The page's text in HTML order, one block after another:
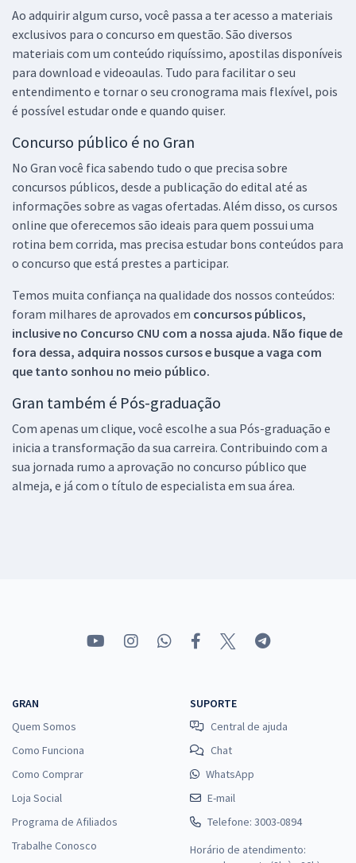
Ao adquirir algum curso, você passa a ter acesso a materiais
exclusivos para o concurso em questão. São diversos
materiais com um conteúdo riquíssimo, apostilas disponíveis
para download e videoaulas. Tudo para facilitar o seu
entendimento e tornar o seu cronograma mais flexível, pois
é possível estudar onde e quando quiser.
Concurso público é no Gran
No Gran você fica sabendo tudo o que precisa sobre
concursos públicos, desde a publicação do edital até as
informações sobre as vagas ofertadas. Além disso, os cursos
online que oferecemos são ideais para quem possui uma
rotina bem corrida, mas precisa estudar bons conteúdos para
o concurso que está prestes a participar.
Temos muita confiança na qualidade dos nossos conteúdos:
foram milhares de aprovados em concursos públicos,
inclusive no Concurso CNU com a nossa ajuda. Não fique de
fora dessa, adquira nossos cursos e busque a vaga com
que tanto sonhou no meio público.
Gran também é Pós-graduação
Com apenas um clique, você escolhe a sua Pós-graduação e
inicia a transformação da sua carreira. Contribuindo com a
sua jornada rumo a aprovação no concurso público que
almeja, e já com o título de especialista em sua área.
GRAN
Quem Somos
Como Funciona
Como Comprar
Loja Social
Programa de Afiliados
Trabalhe Conosco
SUPORTE
Central de ajuda
Chat
WhatsApp
E-mail
Telefone: 3003-0894
Horário de atendimento: